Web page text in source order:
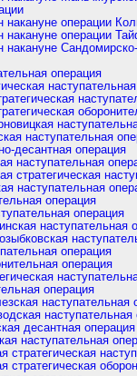
накануне операции
накануне операции
накануне
операция
наступательная
десантная операция
наступательная
стратегическая
наступательная
операция
операция
наступательная
операция
операция
операция
наступательная
наступательная
десантная операция
наступательная
стратегическая
стратегическая